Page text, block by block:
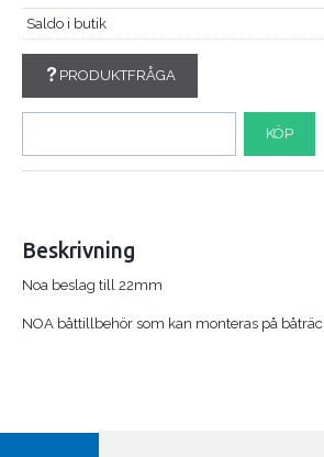
Saldo i butik
PRODUKTFRÅGA
KÖP
Beskrivning
Noa beslag till 22mm
NOA båttillbehör som kan monteras på